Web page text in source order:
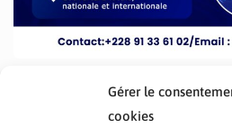
Gérer le
cookies